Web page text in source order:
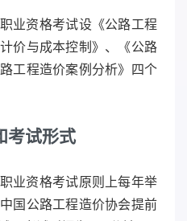
业资格考试设《公路工程
价与成本控制》、《公路
工程造价案例分析》四个
考试形式
业资格考试原则上每年举
国公路工程造价协会提前